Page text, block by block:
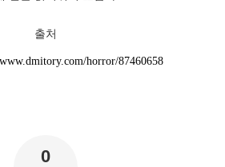
출처
horror/87460658
0